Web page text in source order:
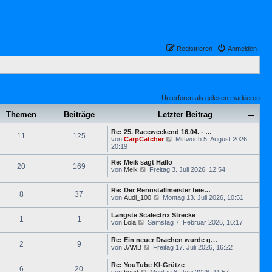
Anmelden
Registrieren
Unterforen als gelesen markieren
Themen Beiträge Letzter Beitrag
11 125
Re: 25. Raceweekend 16.04. - …
von CarpCatcher
N
u
s
e
r
B
i
t
r
a
g
Mittwoch 5. August 2026,
20:19
20 169
Re: Meik sagt Hallo
von Meik
N
u
e
s
e
r
B
e
i
t
r
a
Freitag 3. Juli 2026, 12:54
8 37
Re: Der Rennstallmeister feie…
von Audi_100
N
e
s
t
e
r
e
i
Montag 13. Juli 2026, 10:51
1 1
Längste Scalectrix Strecke
von Lola
N
e
s
t
e
Samstag 7. Februar 2026, 16:17
2 9
Re: Ein neuer Drachen wurde g…
von JAMB
N
u
e
Freitag 17. Juli 2026, 16:22
6 20
Re: YouTube KI-Grütze